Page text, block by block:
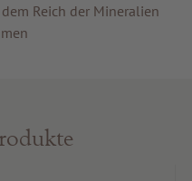
Reich der Mineralien